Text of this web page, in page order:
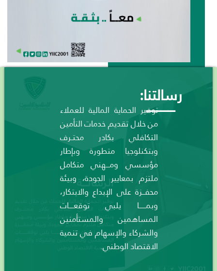
رسالتنا:
توفير الحماية المالية للعملاء
من خلال تقديم خدمات التأمين
التكافلي بكادر محتــرف
وبتكنلوجيا متطورة وبإطار
مؤسسي ومــــهني متكامل
ملتزم بمعايير الجودة، وبيئة
محفـــزة على الإبداع والابتكار،
وبمـــــــا يلبي توقعـــــات
المساهمين والمستأمنين
والشركاء والإسهام في تنمية
الاقتصاد الوطني.